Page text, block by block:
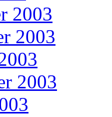
2003
2003
2003